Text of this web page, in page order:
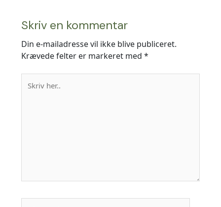
Skriv en kommentar
Din e-mailadresse vil ikke blive publiceret.
Krævede felter er markeret med *